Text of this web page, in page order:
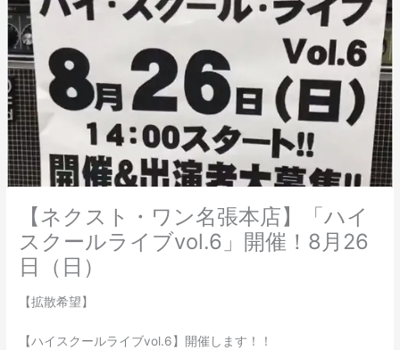
【ネクスト・ワン名張本店】「ハイ
スクールライブvol.6」開催！8月26
日（日）
【拡散希望】
【ハイスクールライブvol.6】開催します！！